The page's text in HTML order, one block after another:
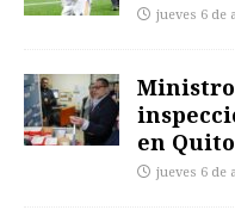
jueves 6 de
Ministro
en Quito
jueves 6 de